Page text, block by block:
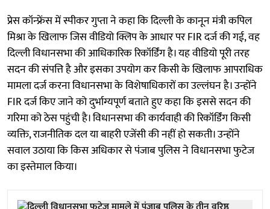
प्रेस कॉन्फ्रेंस में स्पीकर गुप्ता ने कहा कि दिल्ली के कानून मंत्री कपिल
मिश्रा के खिलाफ जिस वीडियो क्लिप के आधार पर FIR दर्ज की गई, वह
दिल्ली विधानसभा की आधिकारिक रिकॉर्डिंग है। यह वीडियो पूरी तरह
सदन की संपत्ति है और इसका उपयोग कर किसी के खिलाफ आपराधिक
मामला दर्ज करना विधानसभा के विशेषाधिकारों का उल्लंघन है। उन्होंने
FIR दर्ज किए जाने को दुर्भाग्यपूर्ण बताते हुए कहा कि इससे सदन की
गरिमा को ठेस पहुंची है। विधानसभा की कार्यवाही की रिकॉर्डिंग किसी
व्यक्ति, राजनीतिक दल या बाहरी एजेंसी की नहीं हो सकती। उन्होंने
सवाल उठाया कि किस अधिकार से पंजाब पुलिस ने विधानसभा फुटेज
का इस्तेमाल किया।